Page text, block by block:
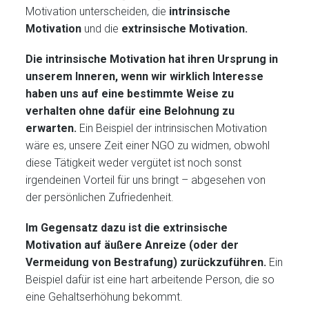
Motivation unterscheiden, die intrinsische
Motivation und die extrinsische Motivation.
Die intrinsische Motivation hat ihren Ursprung in
unserem Inneren, wenn wir wirklich Interesse
haben uns auf eine bestimmte Weise zu
verhalten ohne dafür eine Belohnung zu
erwarten. Ein Beispiel der intrinsischen Motivation
wäre es, unsere Zeit einer NGO zu widmen, obwohl
diese Tätigkeit weder vergütet ist noch sonst
irgendeinen Vorteil für uns bringt – abgesehen von
der persönlichen Zufriedenheit.
Im Gegensatz dazu ist die extrinsische
Motivation auf äußere Anreize (oder der
Vermeidung von Bestrafung) zurückzuführen. Ein
Beispiel dafür ist eine hart arbeitende Person, die so
eine Gehaltserhöhung bekommt.